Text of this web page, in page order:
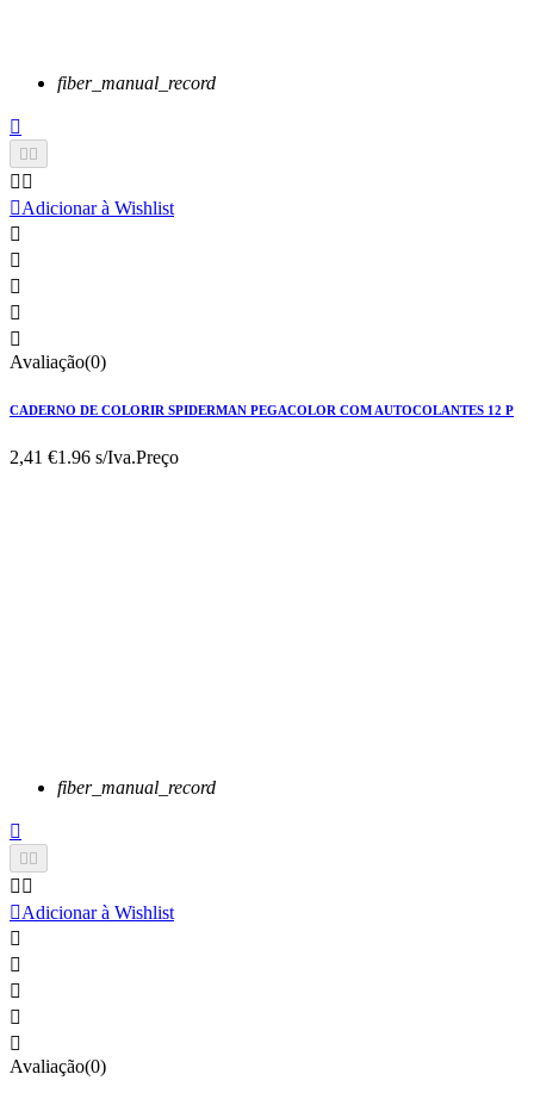
fiber_manual_record

 
 
Adicionar à Wishlist





Avaliação(0)
CADERNO DE COLORIR SPIDERMAN PEGACOLOR COM AUTOCOLANTES 12 P
2,41 €1.96 s/Iva.Preço
fiber_manual_record

 
 
Adicionar à Wishlist





Avaliação(0)